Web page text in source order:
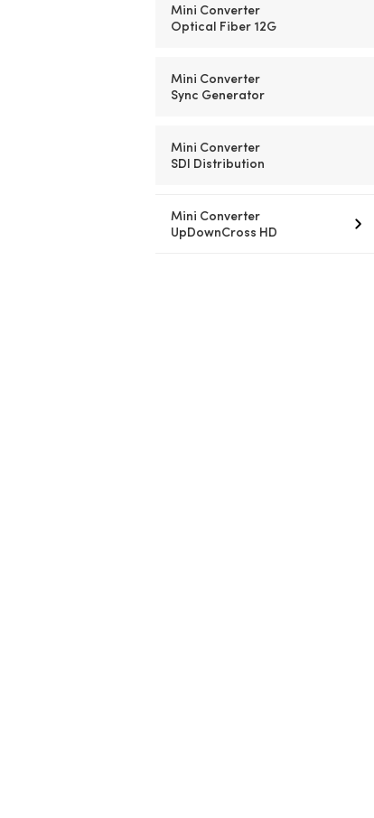
Mini Converter
Optical Fiber 12G
Mini Converter
Sync Generator
Mini Converter
SDI Distribution
Mini Converter
UpDownCross HD